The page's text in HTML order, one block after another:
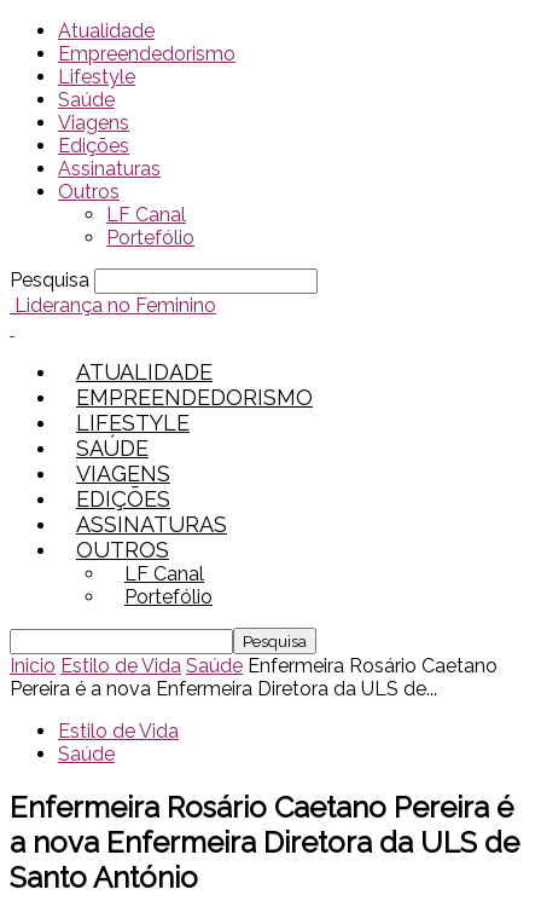
Atualidade
Empreendedorismo
Lifestyle
Saúde
Viagens
Edições
Assinaturas
Outros
LF Canal
Portefólio
Pesquisa
Liderança no Feminino
ATUALIDADE
EMPREENDEDORISMO
LIFESTYLE
SAÚDE
VIAGENS
EDIÇÕES
ASSINATURAS
OUTROS
LF Canal
Portefólio
Inicio Estilo de Vida Saúde Enfermeira Rosário Caetano
Pereira é a nova Enfermeira Diretora da ULS de...
Estilo de Vida
Saúde
Enfermeira Rosário Caetano Pereira é
a nova Enfermeira Diretora da ULS de
Santo António